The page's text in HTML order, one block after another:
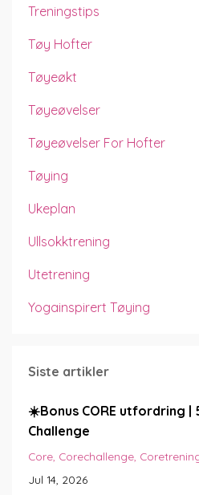
Treningstips
Tøy Hofter
Tøyeøkt
Tøyeøvelser
Tøyeøvelser For Hofter
Tøying
Ukeplan
Ullsokktrening
Utetrening
Yogainspirert Tøying
Siste artikler
☀️Bonus CORE utfordring |
Challenge
Core Corechallenge
Jul 14, 2026